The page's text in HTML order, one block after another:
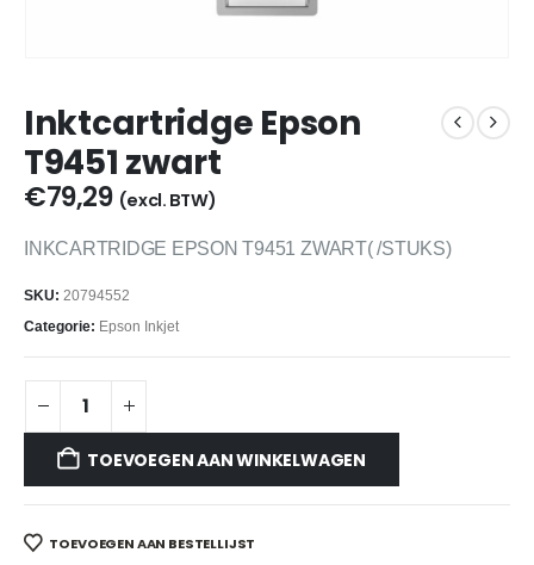
Inktcartridge Epson
T9451 zwart
€79,29 (excl. BTW)
INKCARTRIDGE EPSON T9451 ZWART( /STUKS)
SKU: 20794552
Categorie: Epson Inkjet
TOEVOEGEN AAN WINKELWAGEN
TOEVOEGEN AAN BESTELLIJST